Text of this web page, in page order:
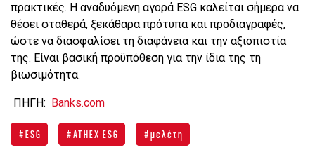
πρακτικές. Η αναδυόμενη αγορά ESG καλείται σήμερα να
θέσει σταθερά, ξεκάθαρα πρότυπα και προδιαγραφές,
ώστε να διασφαλίσει τη διαφάνεια και την αξιοπιστία
της. Είναι βασική προϋπόθεση για την ίδια της τη
βιωσιμότητα.
ΠΗΓΗ: Banks.com
ESG ΑΤΗΕΧ ESG μελέτη